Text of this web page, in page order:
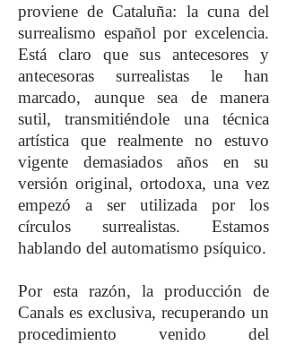
proviene de Cataluña: la cuna del
surrealismo español por excelencia.
Está claro que sus antecesores y
antecesoras surrealistas le han
marcado, aunque sea de manera
sutil, transmitiéndole una técnica
artística que realmente no estuvo
vigente demasiados años en su
versión original, ortodoxa, una vez
empezó a ser utilizada por los
círculos surrealistas. Estamos
hablando del automatismo psíquico.
Por esta razón, la producción de
Canals es exclusiva, recuperando un
procedimiento venido del